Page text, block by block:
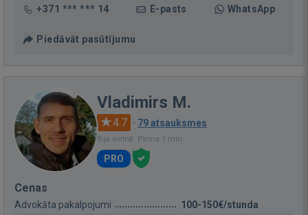
+371 *** *** 14 E-pasts WhatsApp
Piedāvāt pasūtījumu
Vladimirs M.
4.7 · 79 atsauksmes
Bija vietnē: Pirms 1 min.
PRO
Cenas
Advokāta pakalpojumi
100-150€/stunda